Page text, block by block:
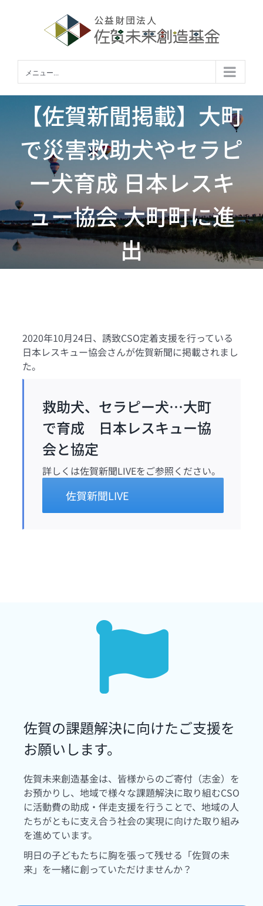
メニュー...
【佐賀新聞掲載】大町
で災害救助犬やセラピ
ー犬育成 日本レスキ
ュー協会 大町町に進
出
2020年10月24日、誘致CSO定着支援を行っている
日本レスキュー協会さんが佐賀新聞に掲載されまし
た。
救助犬、セラピー犬…大町
で育成 日本レスキュー協
会と協定
詳しくは佐賀新聞LIVEをご参照ください。
佐賀新聞LIVE
佐賀の課題解決に向けたご支援を
お願いします。
佐賀未来創造基金は、皆様からのご寄付（志金）を
お預かりし、地域で様々な課題解決に取り組むCSO
に活動費の助成・伴走支援を行うことで、地域の人
たちがともに支え合う社会の実現に向けた取り組み
を進めています。
明日の子どもたちに胸を張って残せる「佐賀の未
来」を一緒に創っていただけませんか？